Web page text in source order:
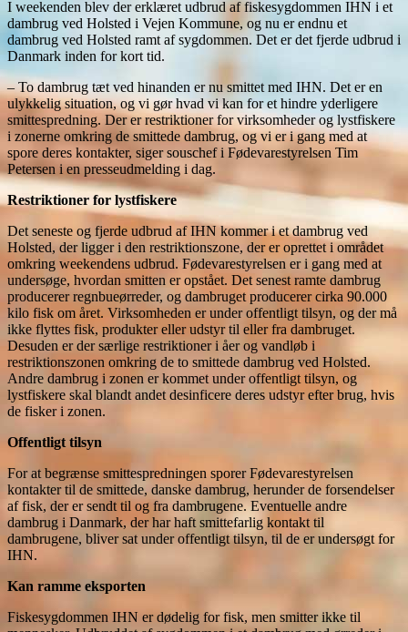
I weekenden blev der erklæret udbrud af fiskesygdommen IHN i et
dambrug ved Holsted i Vejen Kommune, og nu er endnu et
dambrug ved Holsted ramt af sygdommen. Det er det fjerde udbrud i
Danmark inden for kort tid.
– To dambrug tæt ved hinanden er nu smittet med IHN. Det er en
ulykkelig situation, og vi gør hvad vi kan for et hindre yderligere
smittespredning. Der er restriktioner for virksomheder og lystfiskere
i zonerne omkring de smittede dambrug, og vi er i gang med at
spore deres kontakter, siger souschef i Fødevarestyrelsen Tim
Petersen i en presseudmelding i dag.
Restriktioner for lystfiskere
Det seneste og fjerde udbrud af IHN kommer i et dambrug ved
Holsted, der ligger i den restriktionszone, der er oprettet i området
omkring weekendens udbrud. Fødevarestyrelsen er i gang med at
undersøge, hvordan smitten er opstået. Det senest ramte dambrug
producerer regnbueørreder, og dambruget producerer cirka 90.000
kilo fisk om året. Virksomheden er under offentligt tilsyn, og der må
ikke flyttes fisk, produkter eller udstyr til eller fra dambruget.
Desuden er der særlige restriktioner i åer og vandløb i
restriktionszonen omkring de to smittede dambrug ved Holsted.
Andre dambrug i zonen er kommet under offentligt tilsyn, og
lystfiskere skal blandt andet desinficere deres udstyr efter brug, hvis
de fisker i zonen.
Offentligt tilsyn
For at begrænse smittespredningen sporer Fødevarestyrelsen
kontakter til de smittede, danske dambrug, herunder de forsendelser
af fisk, der er sendt til og fra dambrugene. Eventuelle andre
dambrug i Danmark, der har haft smittefarlig kontakt til
dambrugene, bliver sat under offentligt tilsyn, til de er undersøgt for
IHN.
Kan ramme eksporten
Fiskesygdommen IHN er dødelig for fisk, men smitter ikke til